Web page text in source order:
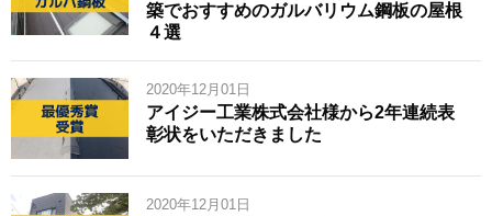
築でおすすめのガルバリウム鋼板の屋根
４選
2020年12月01日
アイジー工業株式会社様から2年連続表
彰状をいただきました
2020年12月01日